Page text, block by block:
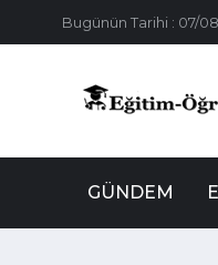
Bugünün Tarihi : 07/
GÜNDEM